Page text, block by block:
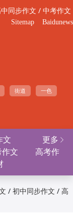
同步作文 / 中考作文
Sitemap Baidunews
街道 一色
更多 
文
作文
高考作
/初中同步作文 /高